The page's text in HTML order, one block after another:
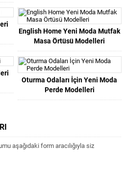
English Home Yeni Moda Mutfak
Masa Örtüsü Modelleri
Oturma Odaları İçin Yeni Moda
Perde Modelleri
aşağıdaki form aracılığıyla siz